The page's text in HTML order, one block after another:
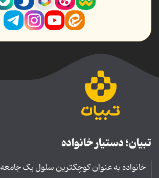
تبیان؛ دستیار خانواده
خانواده به عنوان کوچکترین سلول یک جامعه